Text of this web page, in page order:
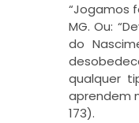
“Jogamos
MG. Ou:
do
qualquer
aprendem
173).